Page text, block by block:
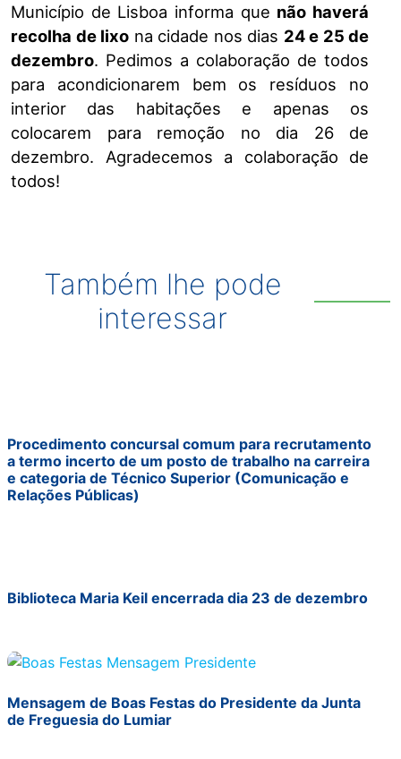
Município de Lisboa informa que não haverá
recolha de lixo na cidade nos dias 24 e 25 de
dezembro. Pedimos a colaboração de todos
para acondicionarem bem os resíduos no
interior das habitações e apenas os
colocarem para remoção no dia 26 de
dezembro. Agradecemos a colaboração de
todos!
Também lhe pode
interessar
Procedimento concursal comum para recrutamento
a termo incerto de um posto de trabalho na carreira
e categoria de Técnico Superior (Comunicação e
Relações Públicas)
Biblioteca Maria Keil encerrada dia 23 de dezembro
Mensagem de Boas Festas do Presidente da Junta
de Freguesia do Lumiar